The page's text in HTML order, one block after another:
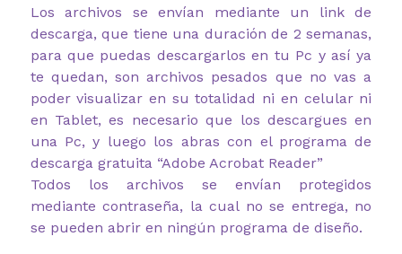
Los archivos se envían mediante un link de
descarga, que tiene una duración de 2 semanas,
para que puedas descargarlos en tu Pc y así ya
te quedan, son archivos pesados que no vas a
poder visualizar en su totalidad ni en celular ni
en Tablet, es necesario que los descargues en
una Pc, y luego los abras con el programa de
descarga gratuita “Adobe Acrobat Reader”
Todos los archivos se envían protegidos
mediante contraseña, la cual no se entrega, no
se pueden abrir en ningún programa de diseño.